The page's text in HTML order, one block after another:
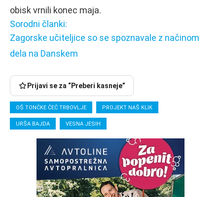
obisk vrnili konec maja.
Sorodni članki:
Zagorske učiteljice so se spoznavale z načinom
dela na Danskem
Prijavi se za “Preberi kasneje”
OŠ TONČKE ČEČ TRBOVLJE PROJEKT NAŠ KLIK
URŠA BAJDA VESNA JESIH